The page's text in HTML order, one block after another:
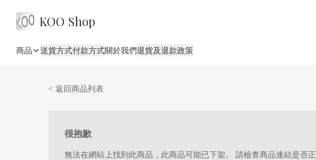
KOO Shop
商品 送貨方式付款方式關於我們退貨及退款政策
< 返回商品列表
很抱歉
無法在網站上找到此商品，此商品可能已下架。 請檢查商品連結是否正